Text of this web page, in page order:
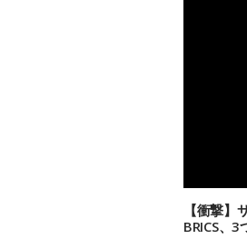
【衝撃
BRICS、3